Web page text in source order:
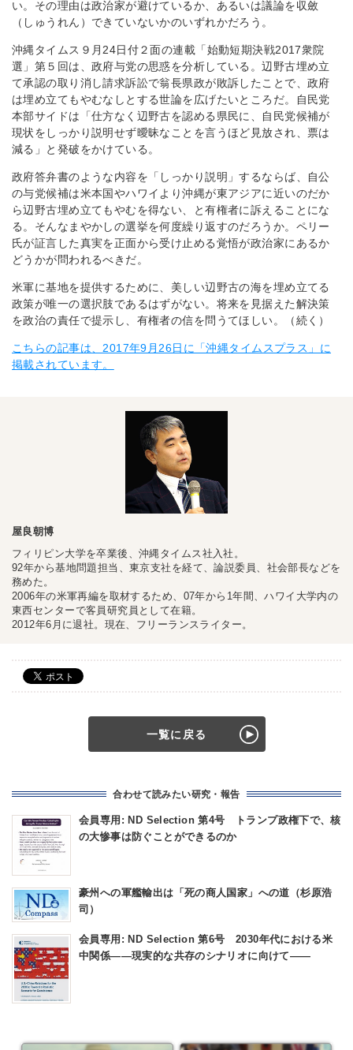
い。その理由は政治家が避けているか、あるいは議論を収斂
（しゅうれん）できていないかのいずれかだろう。
沖縄タイムス９月24日付２面の連載「始動短期決戦2017衆院
選」第５回は、政府与党の思惑を分析している。辺野古埋め立
て承認の取り消し請求訴訟で翁長県政が敗訴したことで、政府
は埋め立てもやむなしとする世論を広げたいところだ。自民党
本部サイドは「仕方なく辺野古を認める県民に、自民党候補が
現状をしっかり説明せず曖昧なことを言うほど見放され、票は
減る」と発破をかけている。
政府答弁書のような内容を「しっかり説明」するならば、自公
の与党候補は米本国やハワイより沖縄が東アジアに近いのだか
ら辺野古埋め立てもやむを得ない、と有権者に訴えることにな
る。そんなまやかしの選挙を何度繰り返すのだろうか。ペリー
氏が証言した真実を正面から受け止める覚悟が政治家にあるか
どうかが問われるべきだ。
米軍に基地を提供するために、美しい辺野古の海を埋め立てる
政策が唯一の選択肢であるはずがない。将来を見据えた解決策
を政治の責任で提示し、有権者の信を問うてほしい。（続く）
こちらの記事は、2017年9月26日に「沖縄タイムスプラス」に
掲載されています。
屋良朝博
フィリピン大学を卒業後、沖縄タイムス社入社。
92年から基地問題担当、東京支社を経て、論説委員、社会部長などを
務めた。
2006年の米軍再編を取材するため、07年から1年間、ハワイ大学内の
東西センターで客員研究員として在籍。
2012年6月に退社。現在、フリーランスライター。
一覧に戻る
合わせて読みたい研究・報告
会員専用: ND Selection 第4号 トランプ政権下で、核
の大惨事は防ぐことができるのか
豪州への軍艦輸出は「死の商人国家」への道（杉原浩
司）
会員専用: ND Selection 第6号 2030年代における米
中関係――現実的な共存のシナリオに向けて――